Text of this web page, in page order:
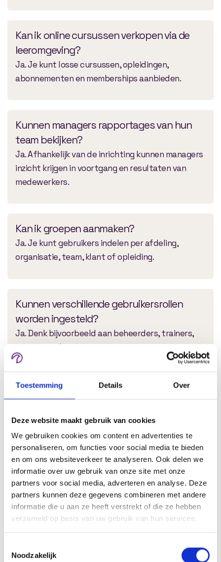
Toestemming Details Over
Deze website maakt gebruik van cookies
We gebruiken cookies om content en advertenties te
personaliseren, om functies voor social media te bieden
en om ons websiteverkeer te analyseren. Ook delen we
informatie over uw gebruik van onze site met onze
partners voor social media, adverteren en analyse. Deze
partners kunnen deze gegevens combineren met andere
informatie die u aan ze heeft verstrekt of die ze hebben
verzameld op basis van uw gebruik van hun services.
Noodzakelijk
Kan ik online cursussen verkopen via de
leeromgeving?
Ja. Je kunt losse cursussen, opleidingen,
abonnementen en memberships aanbieden.
Kunnen managers rapportages van hun
team bekijken?
Ja. Afhankelijk van de inrichting kunnen managers
inzicht krijgen in voortgang en resultaten van
medewerkers.
Kan ik groepen aanmaken?
Ja. Je kunt gebruikers indelen per afdeling,
organisatie, team, klant of opleiding.
Kunnen verschillende gebruikersrollen
worden ingesteld?
Ja. Denk bijvoorbeeld aan beheerders, trainers,
managers, docenten en cursisten.
Hoe worden gebruikers toegevoegd?
toegevoegd, zichzelf registreren of automatisch
worden ingeladen via koppelingen met andere
systemen.
Kan ik leerpaden maken?
Ja. Het is mogelijk om complete leertrajecten op
te bouwen waarin cursisten eerst bepaalde
kunnen.